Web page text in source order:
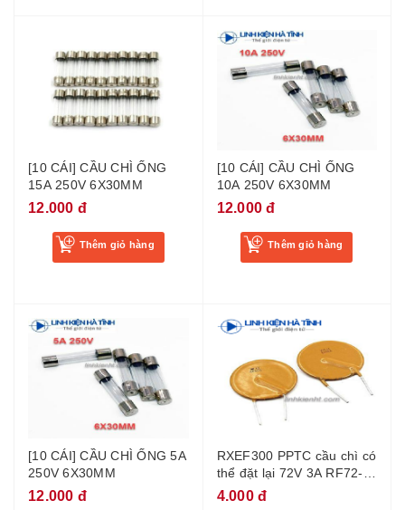
[10 CÁI] CẦU CHÌ ỐNG
15A 250V 6X30MM
12.000 đ
Thêm giỏ hàng
[10 CÁI] CẦU CHÌ ỐNG
10A 250V 6X30MM
12.000 đ
Thêm giỏ hàng
[10 CÁI] CẦU CHÌ ỐNG 5A
250V 6X30MM
12.000 đ
RXEF300 PPTC cầu chì có
thể đặt lại 72V 3A RF72-
300
4.000 đ